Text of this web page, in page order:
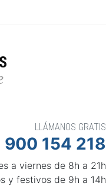
LLÁMANOS GRATIS
900 154 218
a viernes de 8h a 21h
y festivos de 9h a 14h